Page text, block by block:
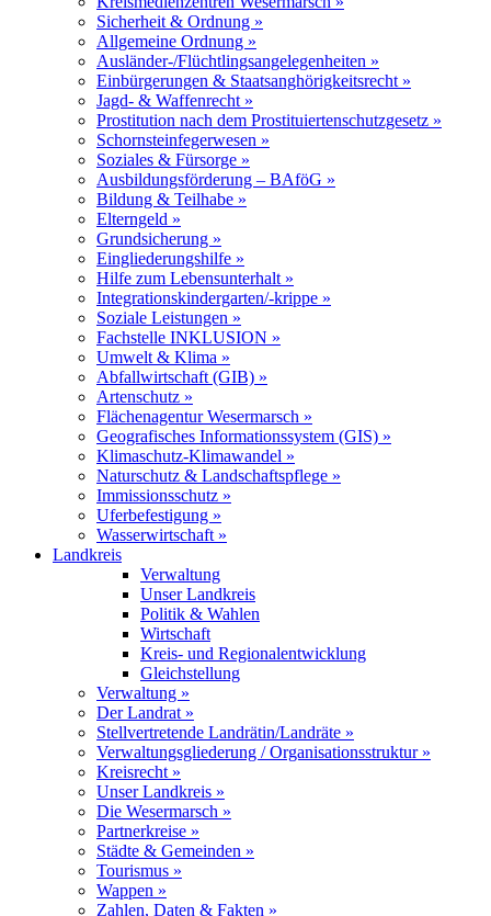
Sicherheit & Ordnung »
Allgemeine Ordnung »
Ausländer-/Flüchtlingsangelegenheiten »
Einbürgerungen & Staatsanghörigkeitsrecht »
Jagd- & Waffenrecht »
Prostitution nach dem Prostituiertenschutzgesetz »
Schornsteinfegerwesen »
Soziales & Fürsorge »
Ausbildungsförderung – BAföG »
Bildung & Teilhabe »
Elterngeld »
Grundsicherung »
Eingliederungshilfe »
Hilfe zum Lebensunterhalt »
Integrationskindergarten/-krippe »
Soziale Leistungen »
Fachstelle INKLUSION »
Umwelt & Klima »
Abfallwirtschaft (GIB) »
Artenschutz »
Flächenagentur Wesermarsch »
Geografisches Informationssystem (GIS) »
Klimaschutz-Klimawandel »
Naturschutz & Landschaftspflege »
Immissionsschutz »
Uferbefestigung »
Wasserwirtschaft »
Landkreis
Verwaltung
Unser Landkreis
Politik & Wahlen
Wirtschaft
Kreis- und Regionalentwicklung
Gleichstellung
Verwaltung »
Der Landrat »
Stellvertretende Landrätin/Landräte »
Verwaltungsgliederung / Organisationsstruktur »
Kreisrecht »
Unser Landkreis »
Die Wesermarsch »
Partnerkreise »
Städte & Gemeinden »
Tourismus »
Wappen »
Zahlen, Daten & Fakten »